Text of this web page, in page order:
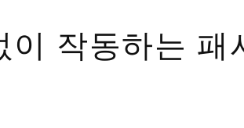
작동하는 패